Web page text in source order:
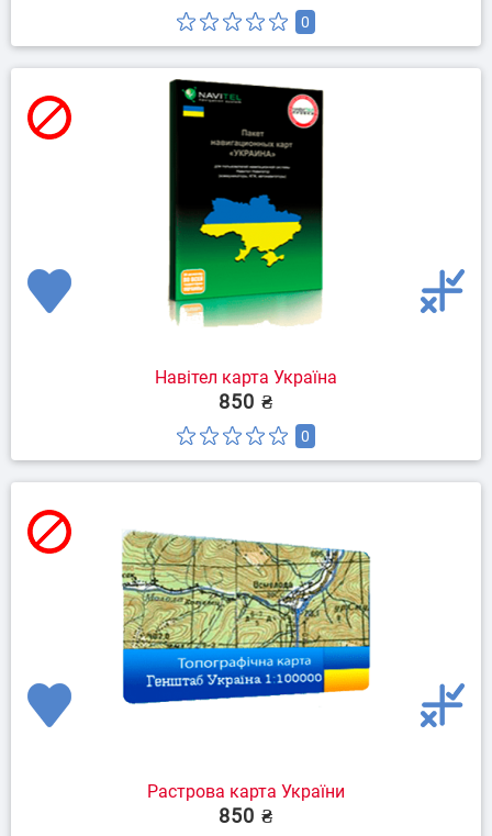
0
Навітел карта Україна
850 ₴
0
Растрова карта України
850 ₴